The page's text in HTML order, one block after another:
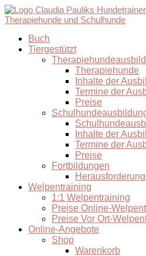
Buch
Tiergestützt
Therapiehunde
Inhalte der
Termine der
Preise
Inhalte der
Termine der
Preise
Fortbildungen
Welpentraining
1:1 Welpentraining
Preise Online-
Preise Vor Ort-
Online-Angebote
Shop
Warenkorb